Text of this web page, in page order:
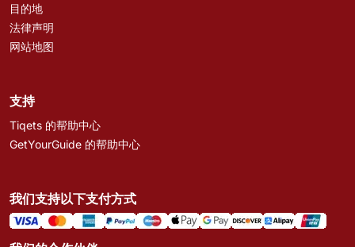
目的地
法律声明
网站地图
支持
Tiqets 的帮助中心
GetYourGuide 的帮助中心
我们支持以下支付方式